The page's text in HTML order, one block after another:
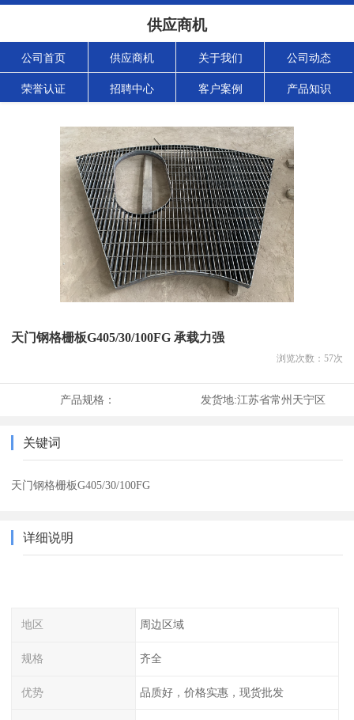
供应商机
公司首页 供应商机 关于我们 公司动态
荣誉认证 招聘中心 客户案例 产品知识
天门钢格栅板G405/30/100FG 承载力强
浏览次数： 57次
产品规格： 发货地:江苏省常州天宁区
关键词
天门钢格栅板G405/30/100FG
详细说明
地区 周边区域
规格 齐全
优势 品质好，价格实惠，现货批发